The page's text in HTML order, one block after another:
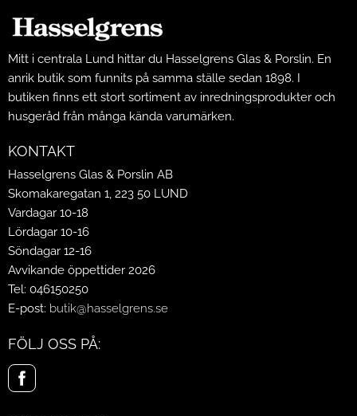
Mitt i centrala Lund hittar du Hasselgrens Glas & Porslin. En
anrik butik som funnits på samma ställe sedan 1898. I
butiken finns ett stort sortiment av inredningsprodukter och
husgeråd från många kända varumärken.
KONTAKT
Hasselgrens Glas & Porslin AB
Skomakaregatan 1, 223 50 LUND
Vardagar 10-18
Lördagar 10-16
Söndagar 12-16
Avvikande öppettider 2026
Tel: 046150250
E-post: butik@hasselgrens.se
FÖLJ OSS PÅ: